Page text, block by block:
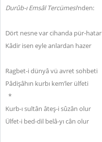
Durûb-ı Emsâl Tercümesi’nden:
Dört nesne var cihanda pür-hatar
Kâdir isen eyle anlardan hazer
Ragbet-i dünyâ vü avret sohbeti
Pâdişâhın kurbı kem’ler ülfeti
*
Kurb-ı sultân âteş-i sûzân olur
Ülfet-i bed-dil belâ-yı cân olur